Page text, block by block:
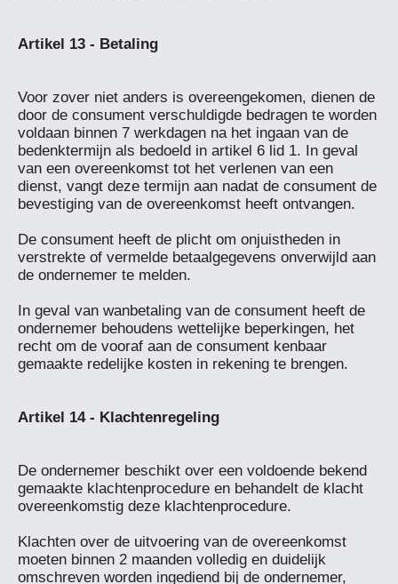
Voor zover niet anders is overeengekomen, dienen de
door de consument verschuldigde bedragen te worden
voldaan binnen 7 werkdagen na het ingaan van de
bedenktermijn als bedoeld in artikel 6 lid 1. In geval
van een overeenkomst tot het verlenen van een
dienst, vangt deze termijn aan nadat de consument de
bevestiging van de overeenkomst heeft ontvangen.
De consument heeft de plicht om onjuistheden in
verstrekte of vermelde betaalgegevens onverwijld aan
de ondernemer te melden.
In geval van wanbetaling van de consument heeft de
ondernemer behoudens wettelijke beperkingen, het
recht om de vooraf aan de consument kenbaar
gemaakte redelijke kosten in rekening te brengen.
De ondernemer beschikt over een voldoende bekend
gemaakte klachtenprocedure en behandelt de klacht
overeenkomstig deze klachtenprocedure.
Klachten over de uitvoering van de overeenkomst
moeten binnen 2 maanden volledig en duidelijk
omschreven worden ingediend bij de ondernemer,